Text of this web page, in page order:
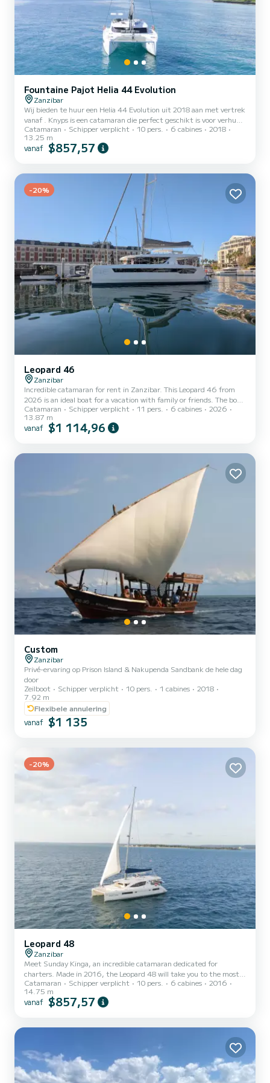
Fountaine Pajot Helia 44 Evolution
Zanzibar
Wij bieden te huur een Helia 44 Evolution uit 2018 aan met vertrek
vanaf . Knyps is een catamaran die perfect geschikt is voor verhuur.
Deze catamaran is zeer prettig te manoeuvreren voor een cruise
van een week of langer. De boot heeft 6 comfortabele hutten en
een bootcapaciteit van 10 personen. Met een totale lengte van 13
over 4 toiletten met douche < br> Het bes...
Catamaran Schipper verplicht 10 pers. 6 cabines
2018
13.25 m
vanaf $857,57
-20%
Leopard 46
Zanzibar
Incredible catamaran for rent in Zanzibar. This Leopard 46 from
2026 is an ideal boat for a vacation with family or friends. The boat
has 5 cabins with all comfort and a capacity of 11 people. With an
overall length of 15 meters, it will be your best ally to spend an
exceptional vacation on the water in the surroundings of Zanzibar
Catamaran Schipper verplicht 11 pers. 6 cabines
2026
13.87 m
vanaf $1 114,96
Custom
Zanzibar
Privé-ervaring op Prison Island & Nakupenda Sandbank de hele dag
door
Zeilboot
Schipper verplicht 10 pers. 1 cabines
2018
7.92 m
Flexibele annulering
vanaf $1 135
-20%
Leopard 48
Zanzibar
Meet Sunday Kinga, an incredible catamaran dedicated for
charters. Made in 2016, the Leopard 48 will take you to the most
beautiful anchorages in Zanzibar. The boat has 4 cabins with all
comfort and a capacity of 10 people. With an overall length of 15
meters, it will be your best ally to spend an exceptional vacation on
Catamaran Schipper verplicht 10 pers. 6 cabines
2016
14.75 m
vanaf $857,57